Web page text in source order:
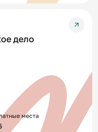
дело
места